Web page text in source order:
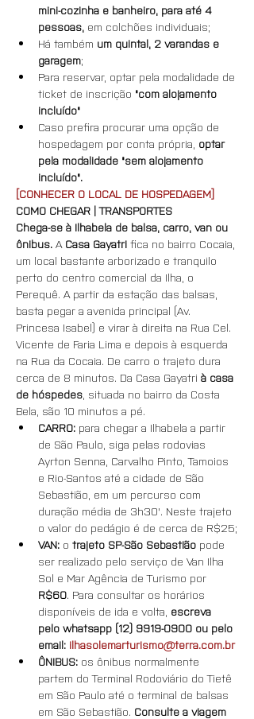
mini-cozinha e banheiro, para até 4
pessoas, em colchões individuais;
Há também um quintal, 2 varandas e
garagem;
Para reservar, optar pela modalidade de
ticket de inscrição "com alojamento
incluído"
Caso prefira procurar uma opção de
hospedagem por conta própria, optar
pela modalidade "sem alojamento
incluído".
[CONHECER O LOCAL DE HOSPEDAGEM]
COMO CHEGAR | TRANSPORTES
Chega-se à Ilhabela de balsa, carro, van ou
ônibus. A Casa Gayatri fica no bairro Cocaia,
um local bastante arborizado e tranquilo
perto do centro comercial da Ilha, o
Perequê. A partir da estação das balsas,
basta pegar a avenida principal (Av.
Princesa Isabel) e virar à direita na Rua Cel.
Vicente de Faria Lima e depois à esquerda
na Rua da Cocaia. De carro o trajeto dura
cerca de 8 minutos. Da Casa Gayatri à casa
de hóspedes , situada no bairro da Costa
Bela, são 10 minutos a pé.
CARRO: para chegar a Ilhabela a partir
de São Paulo, siga pelas rodovias
Ayrton Senna, Carvalho Pinto, Tamoios
e Rio-Santos até a cidade de São
Sebastião, em um percurso com
duração média de 3h30'. Neste trajeto
o valor do pedágio é de cerca de R$25;
VAN: o trajeto SP-São Sebastião pode
ser realizado pelo serviço de Van Ilha
Sol e Mar Agência de Turismo por
R$60. Para consultar os horários
disponíveis de ida e volta, escreva
pelo whatsapp (12) 9919-0900 ou pelo
email: ilhasolemarturismo@terra.com.br
ÔNIBUS: os ônibus normalmente
partem do Terminal Rodoviário do Tietê
em São Paulo até o terminal de balsas
em São Sebastião. Consulte a viagem